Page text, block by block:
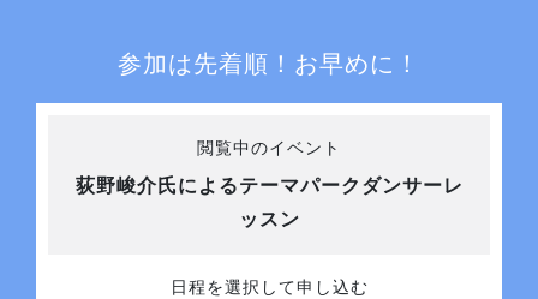
参加は先着順！お早めに！
閲覧中のイベント
荻野峻介氏によるテーマパークダンサーレ
ッスン
日程を選択して申し込む